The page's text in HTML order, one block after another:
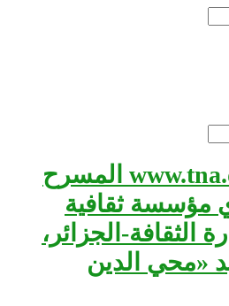
www.tna.dz المسرح
مؤسسة ثقافية
الثقافة-الجزائر،
«محي الدين